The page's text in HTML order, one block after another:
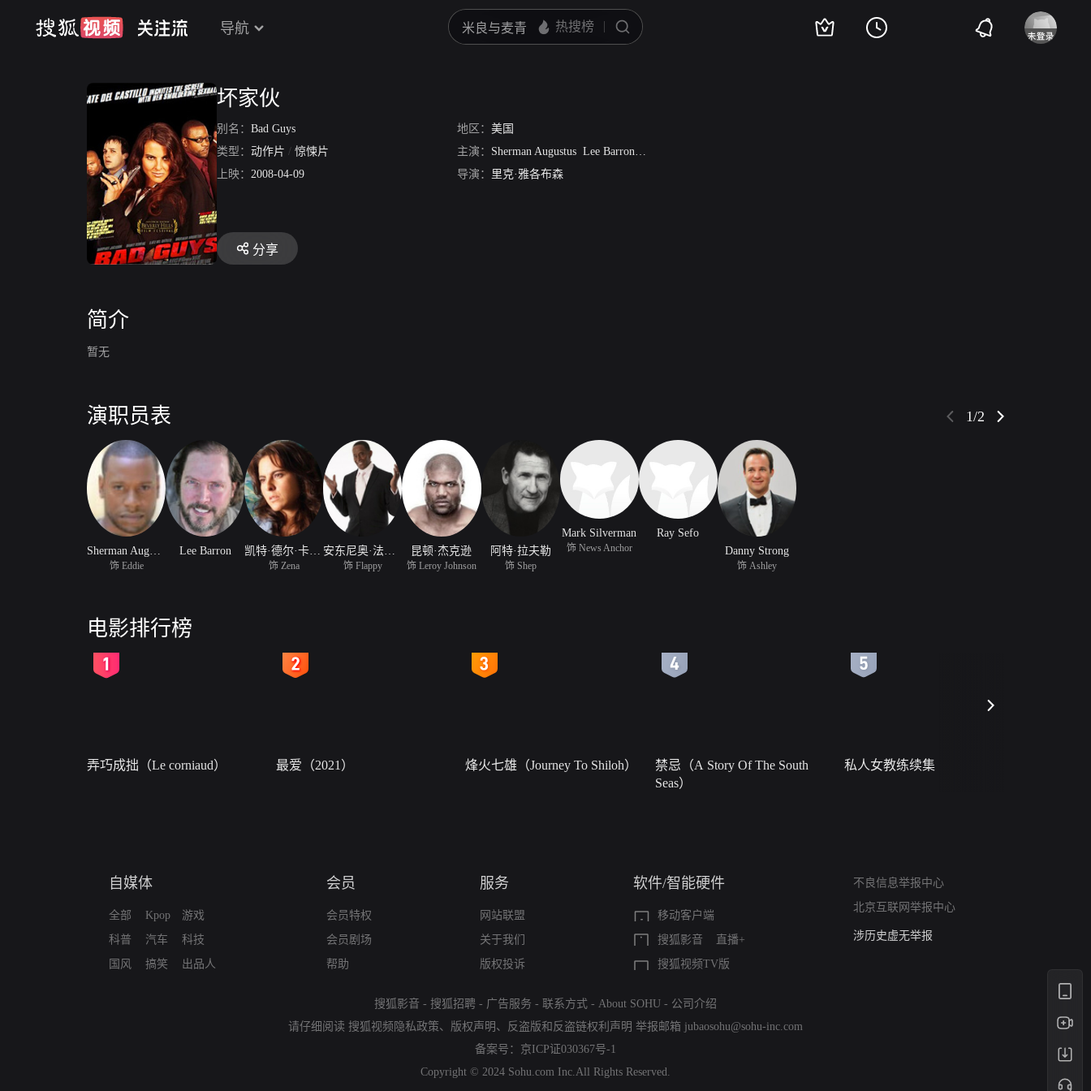
导航
坏家伙
别名： Bad Guys 地区： 美国
类型： 动作片 / 惊悚片 主演： Sherman Augustus Lee Barron 凯特·德尔·卡斯蒂洛
上映： 2008-04-09 导演： 里克·雅各布森
分享
简介
暂无
演职员表 1/2
饰 Eddie
Lee Barron
饰 Zena 饰 Flappy
昆顿·杰克逊
饰 Leroy Johnson
阿特·拉夫勒
饰 Shep
Mark Silverman
饰 News Anchor
Ray Sefo
Danny Strong
饰 Ashley
电影排行榜
弄巧成拙（Le corniaud） 最爱（2021） 烽火七雄（Journey To Shiloh）
禁忌（A Story Of The South
Seas）
私人女教练续集
自媒体
全部
科普
国风
Kpop
汽车
搞笑
游戏
科技
出品人
会员
会员特权
会员剧场
帮助
服务
网站联盟
关于我们
版权投诉
软件/智能硬件
移动客户端
搜狐影音
直播+
搜狐视频TV版
不良信息举报中心
北京互联网举报中心
亚运会举报专区
涉历史虚无举报
搜狐影音 - 搜狐招聘 - 广告服务 - 联系方式 - About SOHU - 公司介绍
请仔细阅读 搜狐视频隐私政策、 版权声明 、 反盗版和反盗链权利声明 举报邮箱 jubaosohu@sohu-inc.com
备案号： 京ICP证030367号-1
Copyright © 2024 Sohu.com Inc.All Rights Reserved.